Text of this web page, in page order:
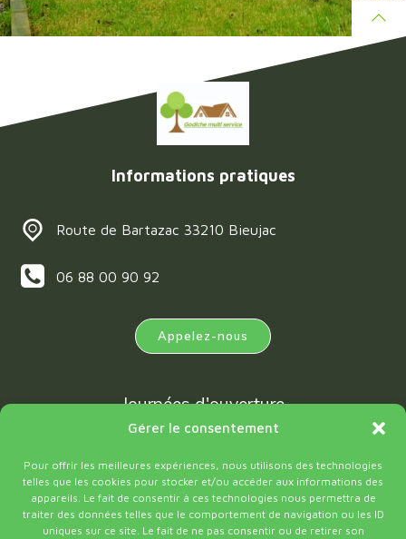
Gérer le consentement
Pour offrir les meilleures expériences, nous utilisons des technologies
telles que les cookies pour stocker et/ou accéder aux informations des
appareils. Le fait de consentir à ces technologies nous permettra de
traiter des données telles que le comportement de navigation ou les ID
uniques sur ce site. Le fait de ne pas consentir ou de retirer son
Informations pratiques
Route de Bartazac 33210 Bieujac
06 88 00 90 92
Appelez-nous
Journées d'ouverture
Dimanche
Horaires